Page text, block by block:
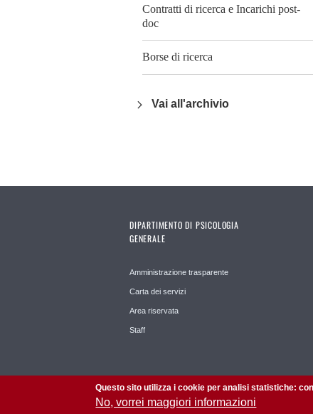
Contratti di ricerca e Incarichi post-
doc
Borse di ricerca
Vai all'archivio
DIPARTIMENTO DI PSICOLOGIA
GENERALE
Amministrazione trasparente
Carta dei servizi
Area riservata
Staff
Questo sito utilizza i cookie per analisi statistiche:
No, vorrei maggiori informazioni